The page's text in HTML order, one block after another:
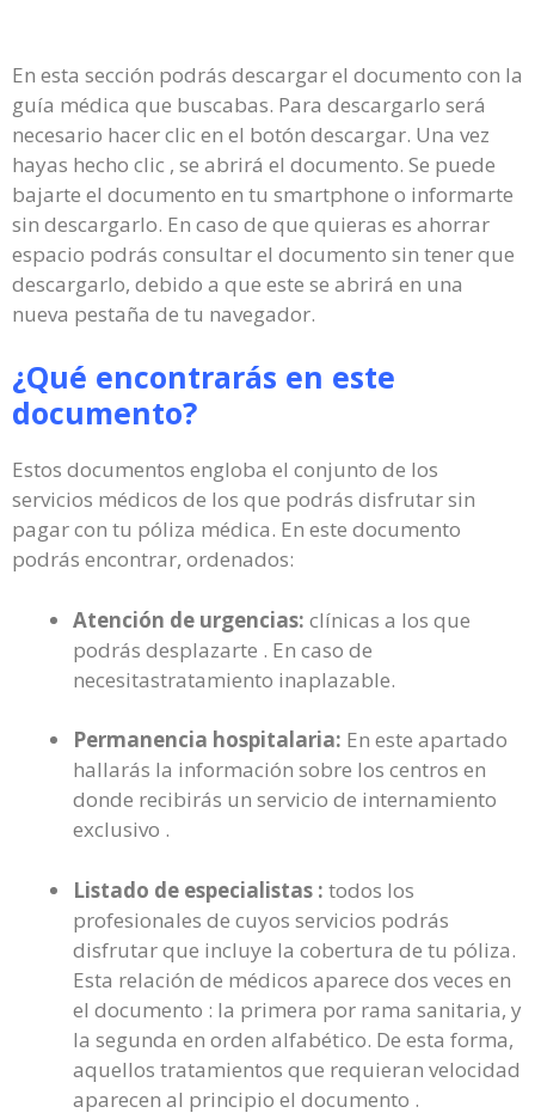
En esta sección podrás descargar el documento con la
guía médica que buscabas. Para descargarlo será
necesario hacer clic en el botón descargar. Una vez
hayas hecho clic , se abrirá el documento. Se puede
bajarte el documento en tu smartphone o informarte
sin descargarlo. En caso de que quieras es ahorrar
espacio podrás consultar el documento sin tener que
descargarlo, debido a que este se abrirá en una
nueva pestaña de tu navegador.
¿Qué encontrarás en este
documento?
Estos documentos engloba el conjunto de los
servicios médicos de los que podrás disfrutar sin
pagar con tu póliza médica. En este documento
podrás encontrar, ordenados:
Atención de urgencias: clínicas a los que
podrás desplazarte . En caso de
necesitastratamiento inaplazable.
Permanencia hospitalaria: En este apartado
hallarás la información sobre los centros en
donde recibirás un servicio de internamiento
exclusivo .
Listado de especialistas : todos los
profesionales de cuyos servicios podrás
disfrutar que incluye la cobertura de tu póliza.
Esta relación de médicos aparece dos veces en
el documento : la primera por rama sanitaria, y
la segunda en orden alfabético. De esta forma,
aquellos tratamientos que requieran velocidad
aparecen al principio el documento .